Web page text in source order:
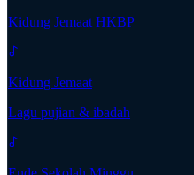
Kidung Jemaat HKBP
Kidung Jemaat
Lagu pujian & ibadah